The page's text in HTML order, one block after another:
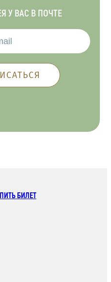
У ВАС В ПОЧТЕ
БИЛЕТ